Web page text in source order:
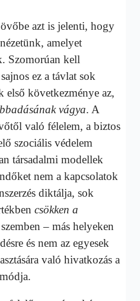
azt is jelenti, hogy
amelyet
Szomorúan kell
ez a távlat sok
első következménye az,
vágya. A
való félelem, a biztos
szociális védelem
társadalmi modellek
nem a kapcsolatok
diktálja, sok
csökken a
– más helyeken
és nem az egyesek
való hivatkozás a